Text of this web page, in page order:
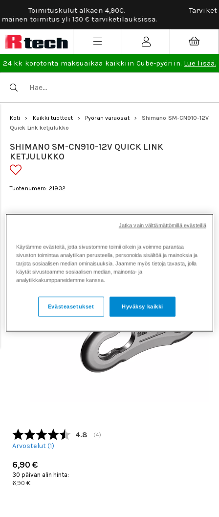
Tarviketilauksissa ilmainen vaihto- ja palautusoikeus.
lisää.
24 kk korotonta maksuaikaa kaikkiin Cube-pyöriin. Lue lisää.
Koti > Kaikki tuotteet > Pyörän varaosat >
Shimano SM-CN910-12V
Quick Link ketjulukko
SHIMANO SM-CN910-12V QUICK LINK
KETJULUKKO
Tuotenumero: 21932
Keskimääräinen luokitus:
4.8 (äänet:
4)
Arvostelut (1)
6,90 €
30 päivän alin hinta:
6,90 €
Käytämme evästeitä, jotta sivustomme toimii oikein ja voimme parantaa
sivuston toimintaa analytiikan perusteella, personoida sisältöä ja mainoksia ja
tarjota sosiaalisen median ominaisuuksia. Jaamme myös tietoja tavasta, jolla
käytät sivustoamme sosiaalisen median, mainonta- ja
analytiikkakumppaneidemme kanssa.
Hyväksy kaikki
Evästeasetukset
Jatka vain välttämättömillä evästeillä